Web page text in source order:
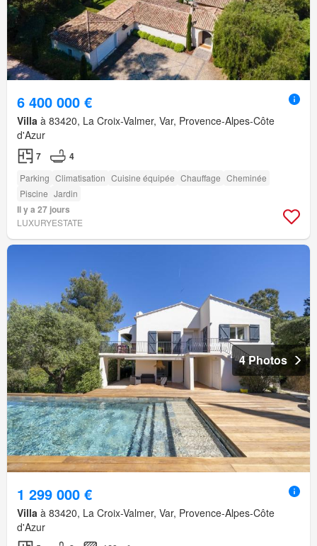
6 400 000 €
Villa à 83420, La Croix-Valmer, Var, Provence-Alpes-Côte
d'Azur
7 4
Parking Climatisation Cuisine équipée Chauffage Cheminée
Piscine Jardin
Il y a 27 jours
LUXURYESTATE
4 Photos
1 299 000 €
Villa à 83420, La Croix-Valmer, Var, Provence-Alpes-Côte
d'Azur